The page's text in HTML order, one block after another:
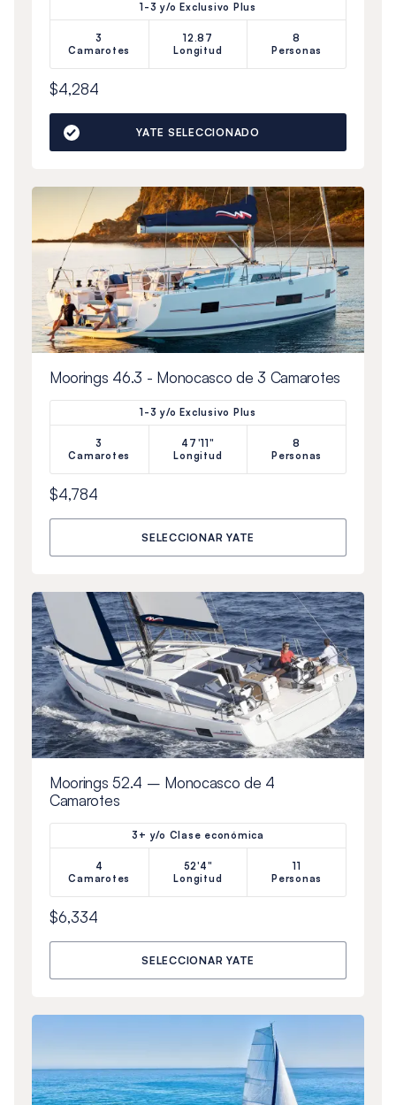
1-3 y/o Exclusivo Plus
3
Camarotes
12.87
Longitud
8
Personas
$4,284
YATE SELECCIONADO
Moorings 46.3 - Monocasco de 3 Camarotes
1-3 y/o Exclusivo Plus
3
Camarotes
47'11"
Longitud
8
Personas
$4,784
SELECCIONAR YATE
Moorings 52.4 – Monocasco de 4
Camarotes
3+ y/o Clase económica
4
Camarotes
52'4"
Longitud
11
Personas
$6,334
SELECCIONAR YATE